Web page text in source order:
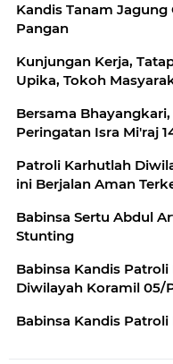
Kandis Tanam
Pangan
Kunjungan Kerja,
Upika, Tokoh
Bersama
Peringatan Isra Mi'raj
Patroli Karhutlah
ini Berjalan Aman
Babinsa Sertu Abdul
Stunting
Babinsa Kandis
Diwilayah Koramil 05/
Babinsa Kandis